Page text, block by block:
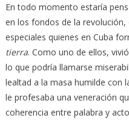
En todo momento estaría
en los fondos de la
especiales quienes en Cuba
tierra. Como uno de ellos,
lo que podría llamarse
lealtad a la masa humilde con
le profesaba una veneración
coherencia entre palabra y